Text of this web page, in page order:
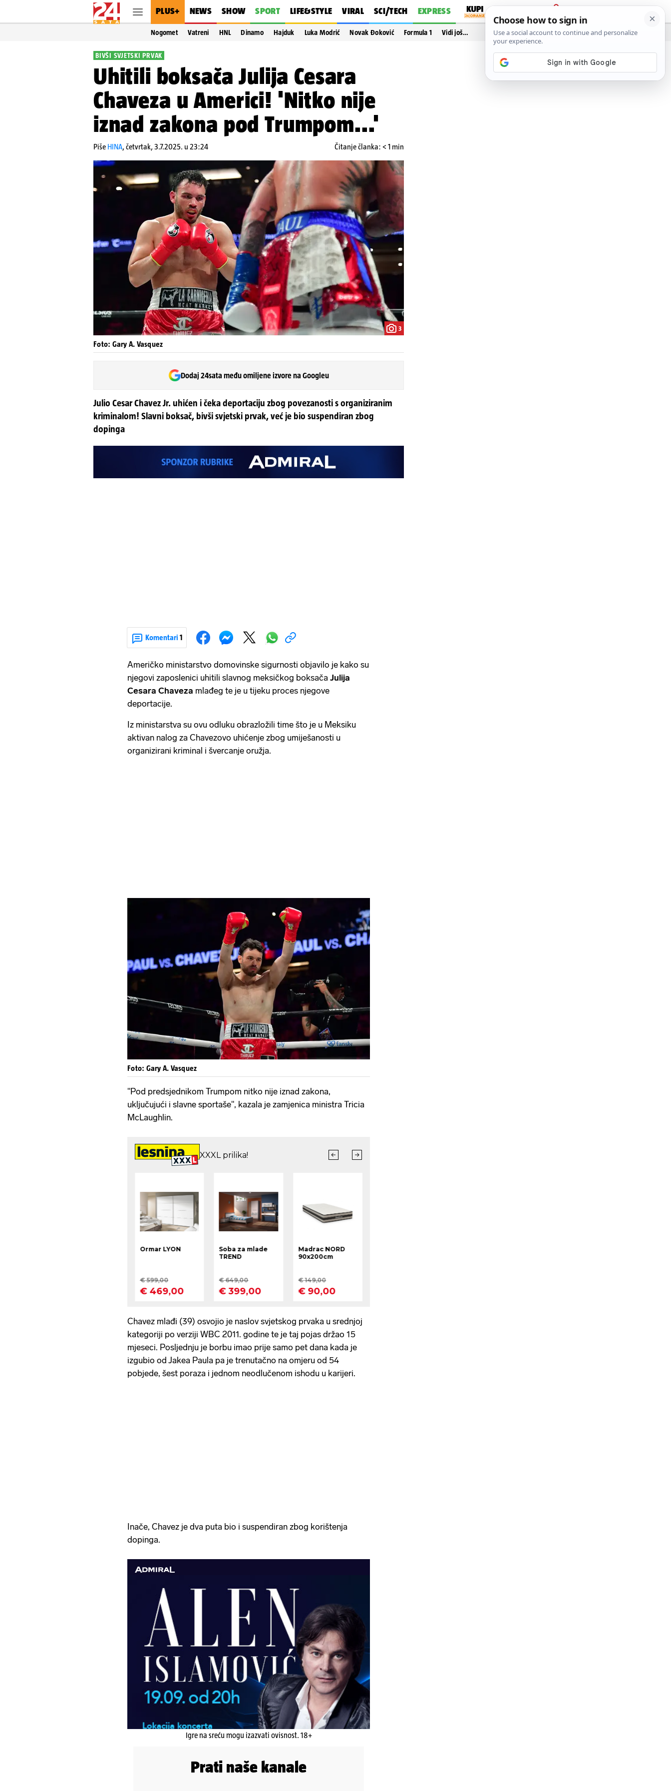
PLUS+ NEWS SHOW SPORT LIFE&STYLE VIRAL SCI/TECH EXPRESS
PRIJAVA
Nogomet Vatreni HNL Dinamo Hajduk Luka Modrić Novak Đoković Formula 1 Vidi još…
BIVŠI SVJETSKI PRVAK
Uhitili boksača Julija Cesara
Chaveza u Americi! 'Nitko nije
iznad zakona pod Trumpom...'
Piše HINA,četvrtak, 3.7.2025. u 23:24 Čitanje članka: < 1 min
3
Foto: Gary A. Vasquez
Dodaj 24sata među omiljene izvore na Googleu
Julio Cesar Chavez Jr. uhićen i čeka deportaciju zbog povezanosti s organiziranim
kriminalom! Slavni boksač, bivši svjetski prvak, već je bio suspendiran zbog
dopinga
Komentari 1
Američko ministarstvo domovinske sigurnosti objavilo je kako su
njegovi zaposlenici uhitili slavnog meksičkog boksača Julija
Cesara Chaveza mlađeg te je u tijeku proces njegove
deportacije.
Iz ministarstva su ovu odluku obrazložili time što je u Meksiku
aktivan nalog za Chavezovo uhićenje zbog umiješanosti u
organizirani kriminal i švercanje oružja.
Foto: Gary A. Vasquez
"Pod predsjednikom Trumpom nitko nije iznad zakona,
uključujući i slavne sportaše", kazala je zamjenica ministra Tricia
McLaughlin.
Chavez mlađi (39) osvojio je naslov svjetskog prvaka u srednjoj
kategoriji po verziji WBC 2011. godine te je taj pojas držao 15
mjeseci. Posljednju je borbu imao prije samo pet dana kada je
izgubio od Jakea Paula pa je trenutačno na omjeru od 54
pobjede, šest poraza i jednom neodlučenom ishodu u karijeri.
Inače, Chavez je dva puta bio i suspendiran zbog korištenja
dopinga.
Igre na sreću mogu izazvati ovisnost. 18+
Prati naše kanale